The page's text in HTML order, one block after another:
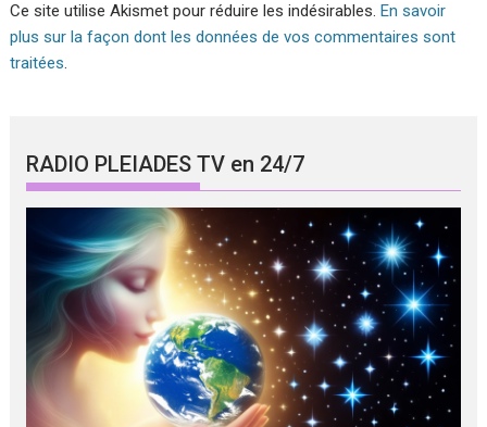
Ce site utilise Akismet pour réduire les indésirables.En savoir
plus sur la façon dont les données de vos commentaires sont
traitées.
RADIO PLEIADES TV en 24/7